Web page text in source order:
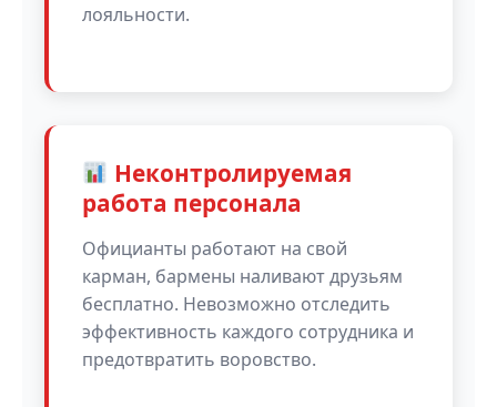
лояльности.
Неконтролируемая
работа персонала
Официанты работают на свой
карман, бармены наливают друзьям
бесплатно. Невозможно отследить
эффективность каждого сотрудника и
предотвратить воровство.